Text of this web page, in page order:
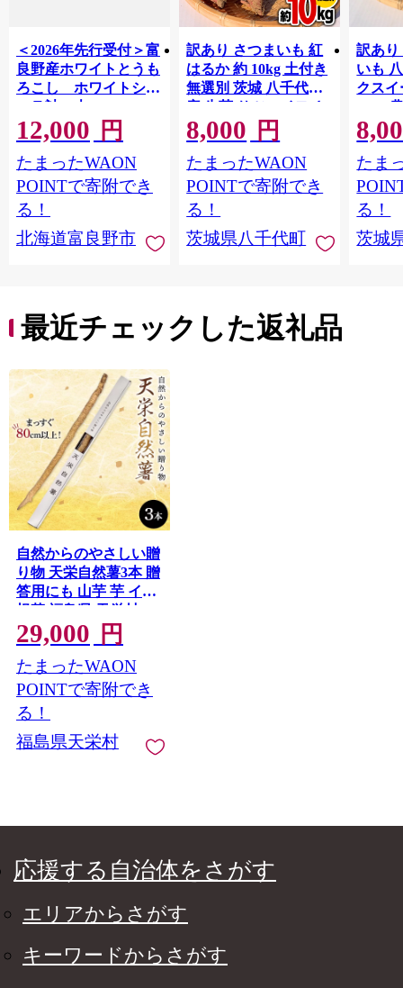
＜2026年先行受付＞富
良野産ホワイトとうも
ろこし ホワイトショ
コラ計10本
【1678459】
12,000 円
たまったWAON
POINTで寄附でき
る！
北海道富良野市
訳あり さつまいも 紅
はるか 約 10kg 土付き
無選別 茨城 八千代町
産 生芋 サツマイモ さ
つま芋 焼き芋 やきい
も 芋 イモ 野菜 不揃い
規格外 長期熟成 おや
つ デザート 秋 旬 農家
直送 【 先行予約 2026
年10月下旬以降発送
】 [AX010ya]
8,000 円
たまったWAON
POINTで寄附でき
る！
茨城県八千代町
訳あり
いも
クス
10kg
モ 芋
ート 秋 【 先行
2026
送 】
たま
る！
茨城
最近チェックした返礼品
自然からのやさしい贈
り物 天栄自然薯3本 贈
答用にも 山芋 芋 イモ
根菜 福島県 天栄村
F21T-463
29,000 円
たまったWAON
POINTで寄附でき
る！
福島県天栄村
応援する自治体をさがす
エリアからさがす
キーワードからさがす